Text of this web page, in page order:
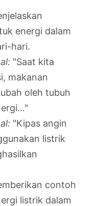
energi dalam
hari.
"Saat kita
makanan
oleh tubuh
"Kipas angin
listrik
contoh
listrik dalam